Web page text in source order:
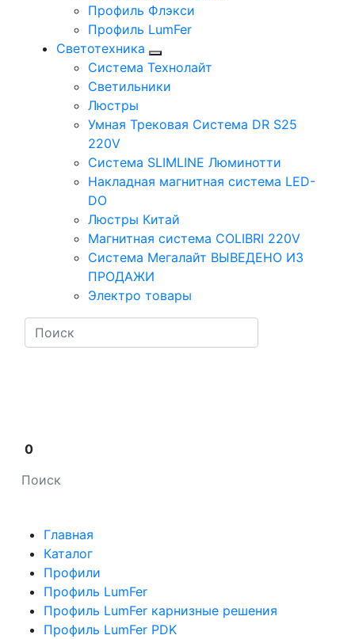
Профиль Флэкси
Профиль LumFer
Светотехника
Система Технолайт
Светильники
Люстры
Умная Трековая Система DR S25
220V
Система SLIMLINE Люминотти
Накладная магнитная система LED-
DO
Люстры Китай
Магнитная система COLIBRI 220V
Система Мегалайт ВЫВЕДЕНО ИЗ
ПРОДАЖИ
Электро товары
0
Главная
Каталог
Профили
Профиль LumFer
Профиль LumFer карнизные решения
Профиль LumFer PDK